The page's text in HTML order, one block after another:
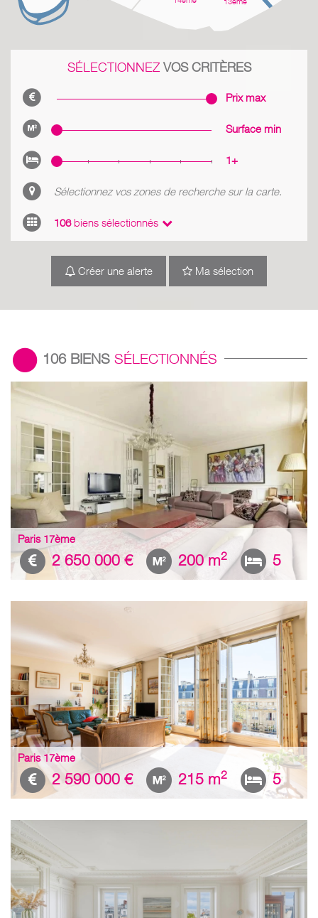
SÉLECTIONNEZVOS CRITÈRES
Prix max
Surface min
1+
Sélectionnez vos zones de recherche sur la carte.
106biens sélectionnés
Créer une alerte Ma sélection
106BIENS SÉLECTIONNÉS
Paris 17ème
2 650 000 € 200 m2 5
Paris 17ème
2 590 000 € 215 m2 5